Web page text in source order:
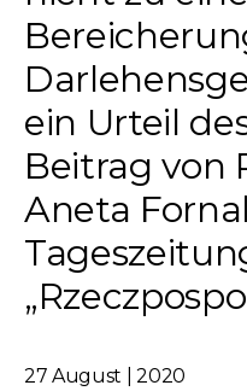
ein Urteil
Beitrag von
Aneta
27 August | 2020